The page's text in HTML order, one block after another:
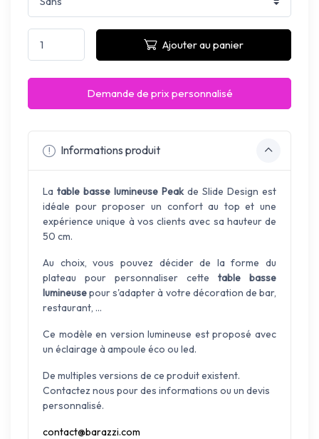
Ajouter au panier
Demande de prix personnalisé
Informations produit
La table basse lumineuse Peakde Slide Design est
idéale pour proposer un confort au top et une
expérience unique à vos clients avec sa hauteur de
50 cm.
Au choix, vous pouvez décider de la forme du
plateau pour personnaliser cette table basse
lumineusepour s'adapter à votre décoration de bar,
restaurant, ...
Ce modèle en version lumineuse est proposé avec
un éclairage à ampoule éco ou led.
De multiples versions de ce produit existent.
Contactez nous pour des informations ou un devis
personnalisé.
contact@barazzi.com